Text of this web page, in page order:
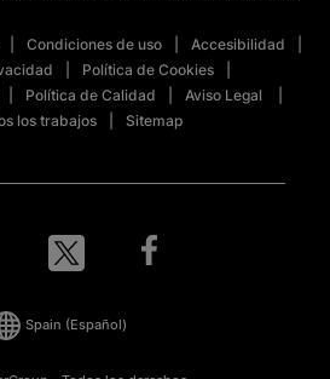
Condiciones de uso
Accesibilidad
Política de Cookies
Política de Calidad
Aviso Legal
los trabajos
Sitemap
Spain (Español)